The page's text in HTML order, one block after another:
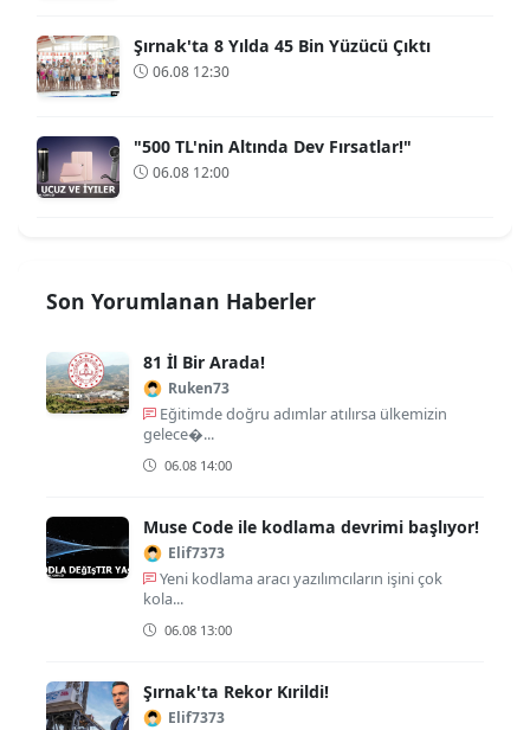
Şırnak'ta 8 Yılda 45 Bin Yüzücü Çıktı
06.08 12:30
"500 TL'nin Altında Dev Fırsatlar!"
06.08 12:00
Son Yorumlanan Haberler
81 İl Bir Arada!
Ruken73
Eğitimde doğru adımlar atılırsa ülkemizin
gelece�...
06.08 14:00
Muse Code ile kodlama devrimi başlıyor!
Elif7373
Yeni kodlama aracı yazılımcıların işini çok
kola...
06.08 13:00
Şırnak'ta Rekor Kırildi!
Elif7373